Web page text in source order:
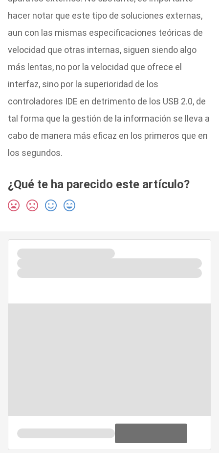
hacer notar que este tipo de soluciones externas,
aun con las mismas especificaciones teóricas de
velocidad que otras internas, siguen siendo algo
más lentas, no por la velocidad que ofrece el
interfaz, sino por la superioridad de los
controladores IDE en detrimento de los USB 2.0, de
tal forma que la gestión de la información se lleva a
cabo de manera más eficaz en los primeros que en
los segundos.
¿Qué te ha parecido este artículo?